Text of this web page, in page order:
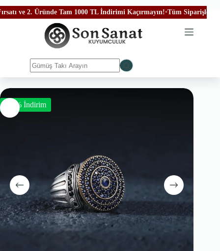
2. Üründe Tam 1000 TL İndirimi Kaçırmayın!•Tüm Siparişleriniz
-50% İndirim